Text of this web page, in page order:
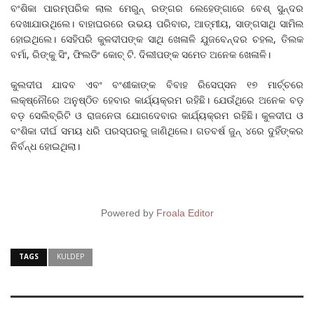
ବଂଶିକା ପାରମ୍ପରିକ ଲାଲ ମେରୁନ୍ ରଙ୍ଗର ଲେହେଙ୍ଗାରେ ବେଶ୍ ସୁନ୍ଦର
ଦେଖାଯାଉଥିଲେ। ବାହାଘରରେ ଉଭୟ ପରିବାର, ଆତ୍ମୀୟ, ସାଙ୍ଗସାଥି ସାମିଲ
ହୋଇଥିଲେ। ସେହିପରି କୁଳଦୀପଙ୍କ ସାଥି ଖେଳାଳି ଯୁଜବେନ୍ଦର ଚହଲ, ତିଲକ
ବର୍ମା, ରିଙ୍କୁ ସିଂ, ଫିଲଡିଂ କୋଚ୍ ଟି. ଦିଲୀପଙ୍କ ସମେତ ଅନେକ ଖେଳାଳି।
କୁଲଦୀପ ଯାଦବ ଏବଂ ବଂଶୀକାଙ୍କ ବିବାହ ରିସେପ୍ସନ ୧୭ ମାର୍ଚ୍ଚରେ
ଲକ୍ଷ୍ନୌରେ ଅନୁଷ୍ଠିତ ହେବାର କାର୍ଯ୍ୟକ୍ରମ ରହିଛି। ଯେଉଁଥିରେ ଅନେକ ବଡ଼
ବଡ଼ ସେଲିବ୍ରିଟି ଓ ରାଜନେତା ଯୋଗଦେବାର କାର୍ଯ୍ୟକ୍ରମ ରହିଛି। କୁଳଦୀପ ଓ
ବଂଶିକା ଦୀର୍ଘ ସମୟ ଧରି ପରସ୍ପରକୁ ଜାଣିଥିଲେ। ଗତବର୍ଷ ଜୁନ୍ ୪ରେ ଦୁହିଁଙ୍କର
ନିର୍ବନ୍ଧ ହୋଇଥିଲା।
Powered by Froala Editor
TAGS KULDEP